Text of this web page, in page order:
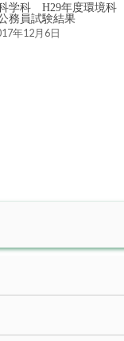
学科 H29年度環境科
務員試験結果
年12月6日